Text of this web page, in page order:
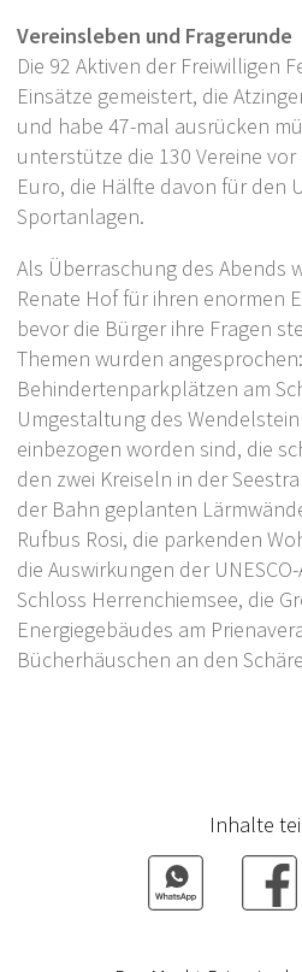
Vereinsleben und Fragerunde
Die 92 Aktiven der Freiwilligen
Einsätze gemeistert, die
und habe 47-mal ausrücken
unterstütze die 130 Vereine
Euro, die Hälfte davon für den
Sportanlagen.
Als Überraschung des Abends
Renate Hof für ihren enormen
bevor die Bürger ihre Fragen
Themen wurden
Behindertenparkplätzen am
Umgestaltung des
einbezogen worden sind, die
den zwei Kreiseln in der
der Bahn geplanten
Rufbus Rosi, die parkenden
die Auswirkungen der
Schloss Herrenchiemsee, die
Energiegebäudes am
Bücherhäuschen an den
Inhalte